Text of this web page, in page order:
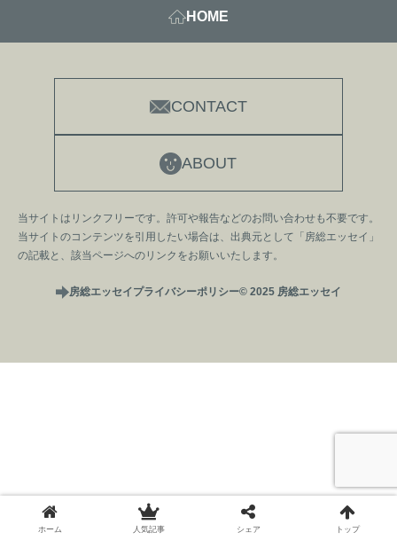
HOME
CONTACT
ABOUT
当サイトはリンクフリーです。許可や報告などのお問い合わせも不要です。
当サイトのコンテンツを引用したい場合は、出典元として「房総エッセイ」
の記載と、該当ページへのリンクをお願いいたします。
房総エッセイプライバシーポリシー© 2025 房総エッセイ
ホーム 人気記事 シェア トップ